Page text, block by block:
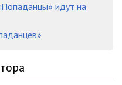
07:14
идут на